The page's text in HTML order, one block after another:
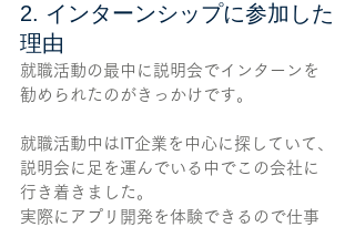
2. インターンシップに参加した
理由
就職活動の最中に説明会でインターンを
勧められたのがきっかけです。
就職活動中はIT企業を中心に探していて、
説明会に足を運んでいる中でこの会社に
行き着きました。
実際にアプリ開発を体験できるので仕事